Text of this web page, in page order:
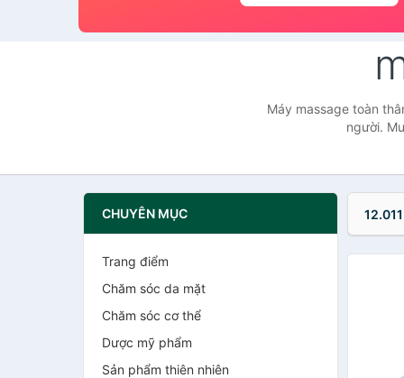
Máy massage toàn
người.
CHUYÊN MỤC
Trang điểm
Chăm sóc da mặt
Chăm sóc cơ thể
Dược mỹ phẩm
Sản phẩm thiên nhiên
12.011